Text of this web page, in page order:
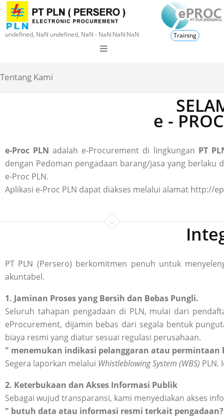
undefined, NaN undefined, NaN - NaN:NaN:NaN Training
Tentang Kami
e -
e-Proc PLN adalah e-Procurement di lingkungan PT
dengan Pedoman pengadaan barang/jasa yang berlaku
e-Proc PLN.
Aplikasi e-Proc PLN dapat diakses melalui alamat http://
PT PLN (Persero) berkomitmen penuh untuk
akuntabel.
1. Jaminan Proses yang Bersih dan Bebas Pungli.
Seluruh tahapan pengadaan di PLN, mulai dari
eProcurement, dijamin bebas dari segala bentuk
biaya resmi yang diatur sesuai regulasi perusahaan.
" menemukan indikasi pelanggaran atau permintaan
Segera laporkan melalui Whistleblowing System (WBS) PLN.
2. Keterbukaan dan Akses Informasi Publik
Sebagai wujud transparansi, kami menyediakan akses
" butuh data atau informasi resmi terkait